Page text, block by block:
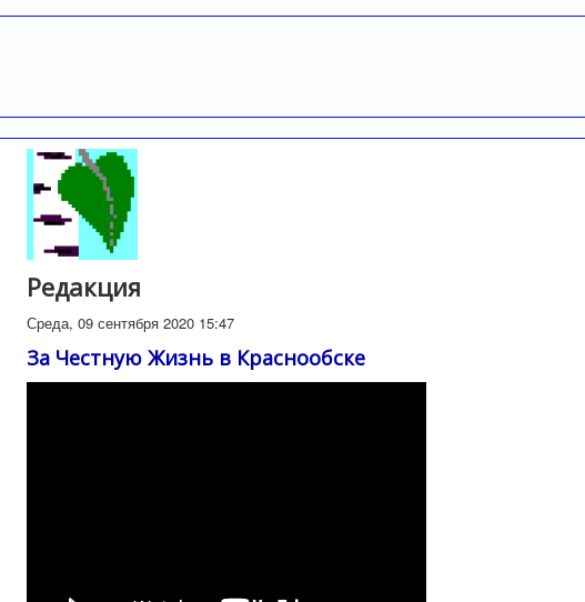
Редакция
Среда, 09 сентября 2020 15:47
За Честную Жизнь в Краснообске